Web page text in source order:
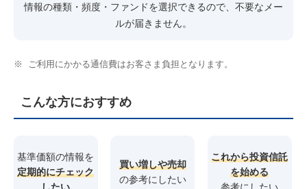
情報の種類・頻度・ファンドを選択できるので、不要なメー
ルが届きません。
※ ご利用にかかる通信費はお客さま負担となります。
こんな方におすすめ
基準価額の情報を
定期的にチェック
買い増しや売却
の参考にしたい
これから投資信託
を始める